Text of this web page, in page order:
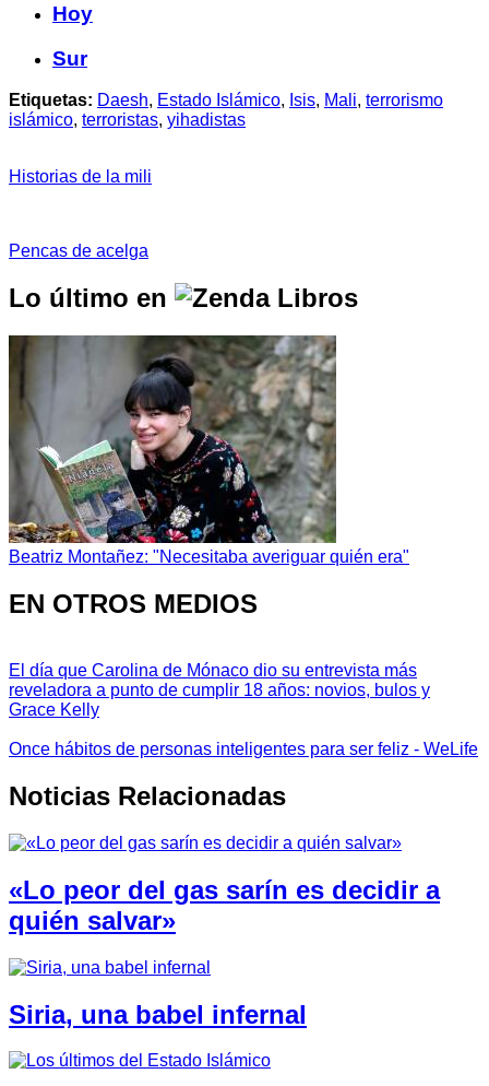
Hoy
Sur
Etiquetas: Daesh, Estado Islámico, Isis, Mali, terrorismo
islámico, terroristas, yihadistas
Historias de la mili
Pencas de acelga
Lo último en
Beatriz Montañez: "Necesitaba averiguar quién era"
EN OTROS MEDIOS
El día que Carolina de Mónaco dio su entrevista más
reveladora a punto de cumplir 18 años: novios, bulos y
Grace Kelly
Once hábitos de personas inteligentes para ser feliz - WeLife
Noticias Relacionadas
«Lo peor del gas sarín es decidir a
quién salvar»
Siria, una babel infernal